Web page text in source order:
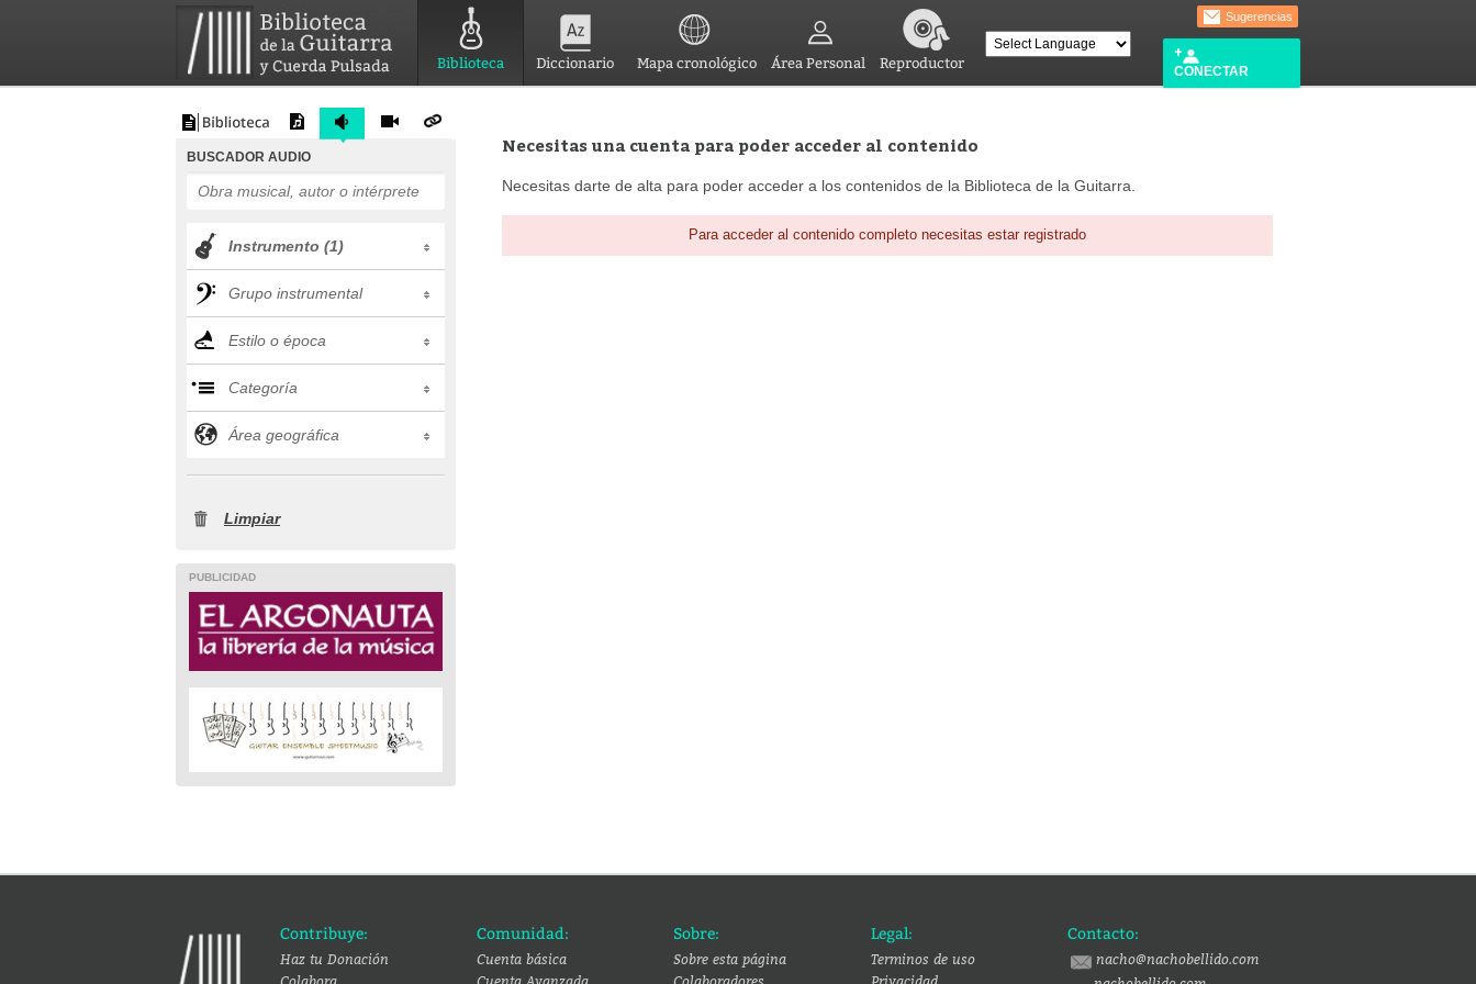
Biblioteca Diccionario Mapa cronológico Área Personal Reproductor
Sugerencias
CONECTAR
BUSCADOR AUDIO
Instrumento (1)
Grupo instrumental
Estilo o época
Categoría
Área geográfica
Limpiar
PUBLICIDAD
Necesitas una cuenta para poder acceder al contenido
Necesitas darte de alta para poder acceder a los contenidos de la Biblioteca de la Guitarra.
Para acceder al contenido completo necesitas estar registrado
Contribuye:
Haz tu Donación
Comunidad:
Cuenta básica
Sobre:
Sobre esta página
Legal:
Terminos de uso
Contacto:
nacho@nachobellido.com